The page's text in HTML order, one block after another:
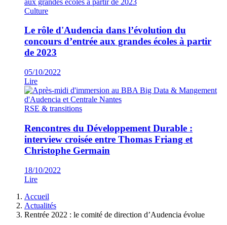
Culture
Le rôle d'Audencia dans l’évolution du
concours d’entrée aux grandes écoles à partir
de 2023
05/10/2022
Lire
RSE & transitions
Rencontres du Développement Durable :
interview croisée entre Thomas Friang et
Christophe Germain
18/10/2022
Lire
d'Ariane
Accueil
Actualités
Rentrée 2022 : le comité de direction d’Audencia évolue